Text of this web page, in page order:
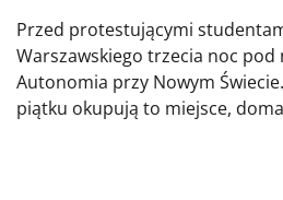
Przed protestującymi
Warszawskiego trzecia noc
Autonomia przy Nowym
piątku okupują to miejsce,